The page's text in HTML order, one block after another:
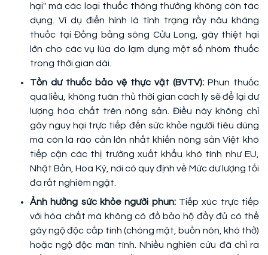
hại" mà các loại thuốc thông thường không còn tác
dụng. Ví dụ điển hình là tình trạng rầy nâu kháng
thuốc tại Đồng bằng sông Cửu Long, gây thiệt hại
lớn cho các vụ lúa do lạm dụng một số nhóm thuốc
trong thời gian dài.
Tồn dư thuốc bảo vệ thực vật (BVTV): Phun thuốc
quá liều, không tuân thủ thời gian cách ly sẽ để lại dư
lượng hóa chất trên nông sản. Điều này không chỉ
gây nguy hại trực tiếp đến sức khỏe người tiêu dùng
mà còn là rào cản lớn nhất khiến nông sản Việt khó
tiếp cận các thị trường xuất khẩu khó tính như EU,
Nhật Bản, Hoa Kỳ, nơi có quy định về Mức dư lượng tối
đa rất nghiêm ngặt.
Ảnh hưởng sức khỏe người phun:Tiếp xúc trực tiếp
với hóa chất mà không có đồ bảo hộ đầy đủ có thể
gây ngộ độc cấp tính (chóng mặt, buồn nôn, khó thở)
hoặc ngộ độc mãn tính. Nhiều nghiên cứu đã chỉ ra